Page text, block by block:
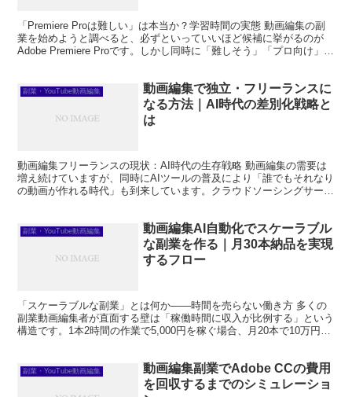
「Premiere Proは難しい」は本当か？学習時間の実態 動画編集の副
業を始めようと調べると、必ずといっていいほど候補に挙がるのが
Adobe Premiere Proです。しかし同時に「難しそう」「プロ向け」と
副業・YouTube動画編集
動画編集で独立・フリーランスに
なる方法｜AI時代の差別化戦略と
は
動画編集フリーランスの現状：AI時代の生存戦略 動画編集の需要は
増え続けていますが、同時にAIツールの普及により「誰でもそれなり
の動画が作れる時代」も到来しています。クラウドソーシングサービ
副業・YouTube動画編集
動画編集AI自動化でスケーラブル
な副業を作る｜月30本納品を実現
するフロー
「スケーラブルな副業」とは何か——時間を売らない働き方 多くの
副業動画編集者が直面する壁は「稼働時間に収入が比例する」という
構造です。1本2時間の作業で5,000円を稼ぐ場合、月20本で10万円を
副業・YouTube動画編集
動画編集副業でAdobe CCの費用
を回収するまでのシミュレーショ